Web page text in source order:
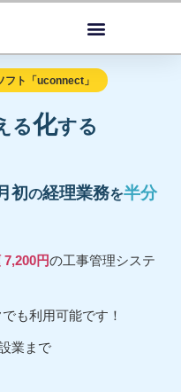
フト「uconnect」
る化する
初の経理業務を半分
7,200円の工事管理システ
でも利用可能です！
業まで